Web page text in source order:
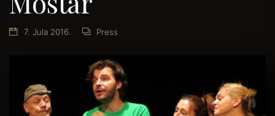
7. Jula 2016. Press